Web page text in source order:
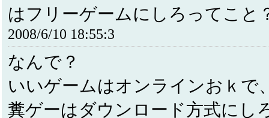
はフリーゲームにしろってこと
2008/6/10 18:55:3
なんで？
いいゲームはオンラインおｋで
糞ゲーはダウンロード方式にし